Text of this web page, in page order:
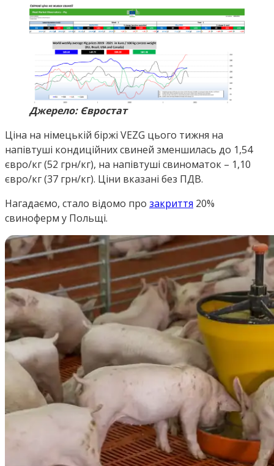
Джерело: Євростат
Ціна на німецькій біржі VEZG цього тижня на
напівтуші кондиційних свиней зменшилась до 1,54
євро/кг (52 грн/кг), на напівтуші свиноматок – 1,10
євро/кг (37 грн/кг). Ціни вказані без ПДВ.
Нагадаємо, стало відомо про закриття 20%
свиноферм у Польщі.